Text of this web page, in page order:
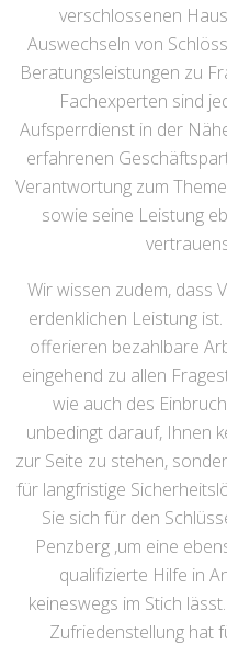
verschlossenen
Auswechseln von
Beratungsleistungen zu
Fachexperten sind
Aufsperrdienst in der
erfahrenen
Verantwortung zum
sowie seine Leistung
Wir wissen zudem, dass
erdenklichen Leistung
offerieren bezahlbare
eingehend zu allen
wie auch des
unbedingt darauf, Ihnen
zur Seite zu stehen,
für langfristige
Sie sich für den
Penzberg ,um eine
qualifizierte Hilfe in
keineswegs im Stich
Zufriedenstellung hat